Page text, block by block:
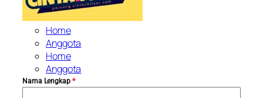
Home
Anggota
Home
Anggota
Nama Lengkap *